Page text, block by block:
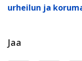
urheilun ja
Jaa